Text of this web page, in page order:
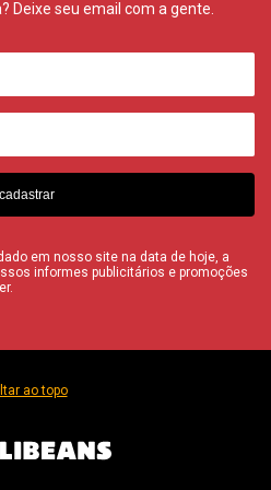
Deixe seu email com a gente.
cadastrar
em nosso site na data de hoje, a
informes publicitários e promoções
ao topo